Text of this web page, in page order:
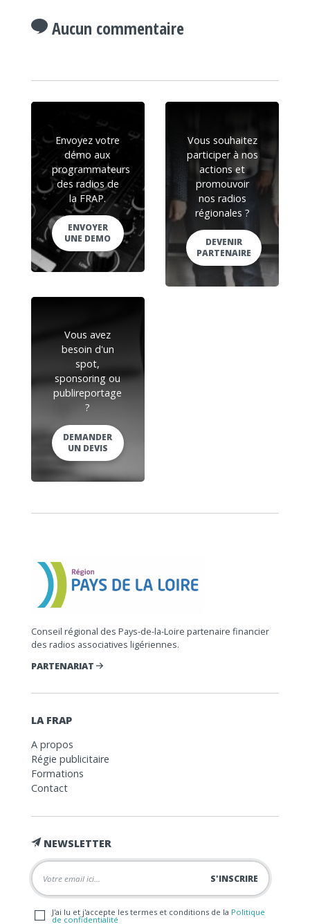
Aucun commentaire
Envoyez votre
démo aux
programmateurs
des radios de
la FRAP.
ENVOYER
UNE DEMO
Vous souhaitez
participer à nos
actions et
promouvoir
nos radios
régionales ?
DEVENIR
PARTENAIRE
Vous avez
besoin d'un
spot,
sponsoring ou
publireportage
?
DEMANDER
UN DEVIS
Conseil régional des Pays-de-la-Loire partenaire financier
des radios associatives ligériennes.
PARTENARIAT
LA FRAP
A propos
Régie publicitaire
Formations
Contact
NEWSLETTER
J'ai lu et j'accepte les termes et conditions de la Politique
de confidentialité